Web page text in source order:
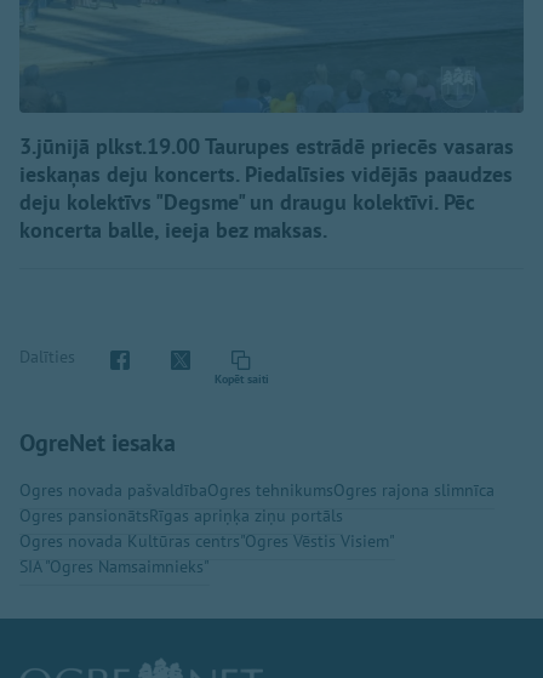
3.jūnijā plkst.19.00 Taurupes estrādē priecēs vasaras
ieskaņas deju koncerts. Piedalīsies vidējās paaudzes
deju kolektīvs "Degsme" un draugu kolektīvi. Pēc
koncerta balle, ieeja bez maksas.
Dalīties
Kopēt saiti
OgreNet iesaka
Ogres novada pašvaldībaOgres tehnikumsOgres rajona slimnīca
Ogres pansionātsRīgas apriņķa ziņu portāls
Ogres novada Kultūras centrs"Ogres Vēstis Visiem"
SIA "Ogres Namsaimnieks"